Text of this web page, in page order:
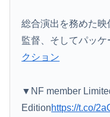
総合演出を務めた
監督、そしてパッ
クション
▼NF member
Editionhttps://t.co/